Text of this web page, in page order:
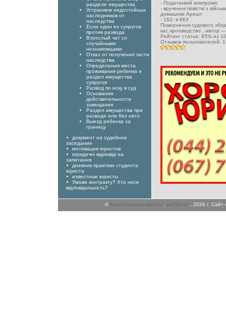
- Податковий компроміс
- вручення повісткі з
домашнім Арешт
- 162- я ККУ
Повернення судового
кас.проізводство , автор
Рейтинг статьи: 95% из
Отзывов пользователей: 1
разделе имущества
Устраняем недостойных
наследников от
наследства
Если один из супругов
против развода
Взрослый чат со
случайными
незнакомцами
Отказ от получения части
наследства
Определения места
проживания ребенка и
раздел имущества
супругов
Развод по иску в суд
Основания
действительности
завещания
Раздел имущества при
разводе или без него
Выезд ребенка за
границу
документ на судебное
заседание
мотивация юристов
юридичні відповіді на
запитання
дневник практики студента
юриста
известные юристы
Умови контракту? Хто несе
відповідальність?
© Консультации юриста author G+ , 2026 г.